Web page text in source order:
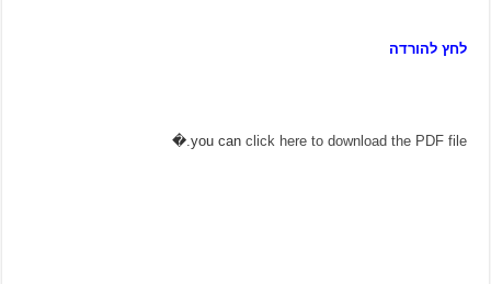
לחץ להורדה
you can click here to download the PDF file.
�